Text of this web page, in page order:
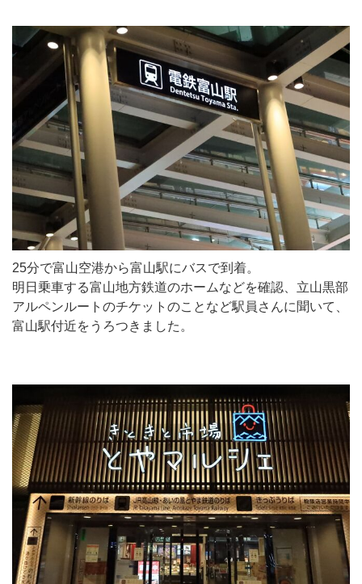
25分で富山空港から富山駅にバスで到着。
明日乗車する富山地方鉄道のホームなどを確認、立山黒部
アルペンルートのチケットのことなど駅員さんに聞いて、
富山駅付近をうろつきました。